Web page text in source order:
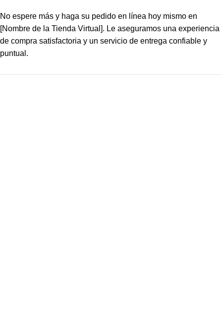
No espere más y haga su pedido en línea hoy mismo en
[Nombre de la Tienda Virtual]. Le aseguramos una experiencia
de compra satisfactoria y un servicio de entrega confiable y
puntual.